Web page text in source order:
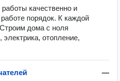
качественно и
порядок. К каждой
дома с ноля
отопление,
—